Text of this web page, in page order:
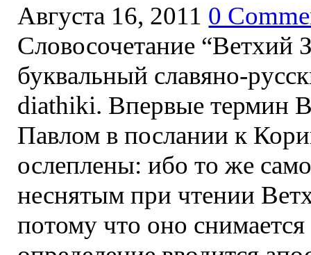
Августа 16, 2011 0
Словосочетание “Ветхий
буквальный славяно-
diathiki. Впервые термин
Павлом в послании к
ослеплены: ибо то же
неснятым при чтении
потому что оно